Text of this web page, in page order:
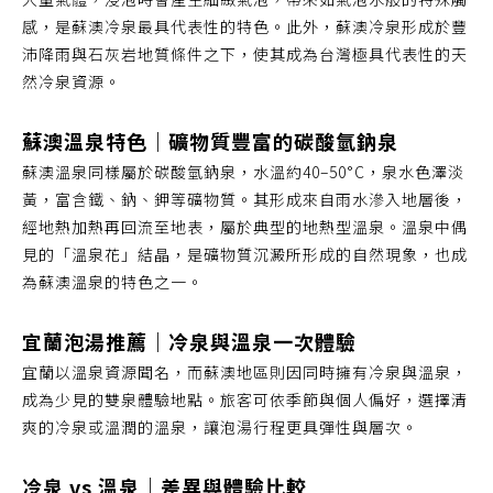
感，是蘇澳冷泉最具代表性的特色。此外，蘇澳冷泉形成於豐
沛降雨與石灰岩地質條件之下，使其成為台灣極具代表性的天
然冷泉資源。
蘇澳溫泉特色｜礦物質豐富的碳酸氫鈉泉
蘇澳溫泉同樣屬於碳酸氫鈉泉，水溫約40–50°C，泉水色澤淡
黃，富含鐵、鈉、鉀等礦物質。其形成來自雨水滲入地層後，
經地熱加熱再回流至地表，屬於典型的地熱型溫泉。溫泉中偶
見的「溫泉花」結晶，是礦物質沉澱所形成的自然現象，也成
為蘇澳溫泉的特色之一。
宜蘭泡湯推薦｜冷泉與溫泉一次體驗
宜蘭以溫泉資源聞名，而蘇澳地區則因同時擁有冷泉與溫泉，
成為少見的雙泉體驗地點。旅客可依季節與個人偏好，選擇清
爽的冷泉或溫潤的溫泉，讓泡湯行程更具彈性與層次。
冷泉 vs 溫泉｜差異與體驗比較